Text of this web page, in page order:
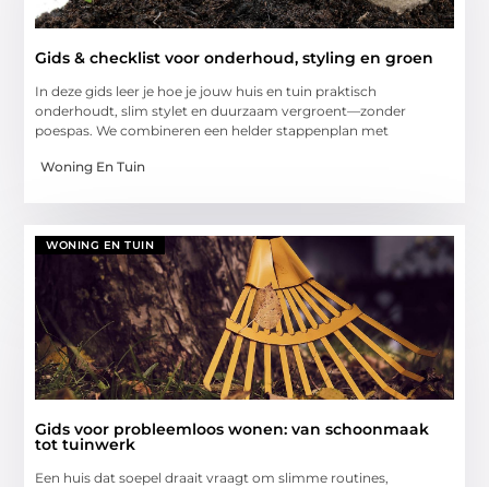
Gids & checklist voor onderhoud, styling en groen
In deze gids leer je hoe je jouw huis en tuin praktisch
onderhoudt, slim stylet en duurzaam vergroent—zonder
poespas. We combineren een helder stappenplan met
Woning En Tuin
WONING EN TUIN
Gids voor probleemloos wonen: van schoonmaak
tot tuinwerk
Een huis dat soepel draait vraagt om slimme routines,